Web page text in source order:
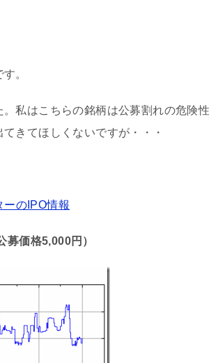
。
私はこちらの銘柄は公募割れの危険
きてほしくないですが・・・
ーのIPO情報
募価格5,000円）